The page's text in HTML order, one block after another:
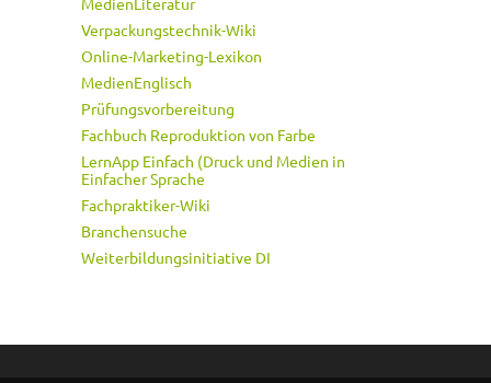
Verpackungstechnik-Wiki
Online-Marketing-Lexikon
MedienEnglisch
Prüfungsvorbereitung
Fachbuch Reproduktion von Farbe
LernApp Einfach (Druck und Medien in
Einfacher Sprache
Fachpraktiker-Wiki
Branchensuche
Weiterbildungsinitiative DI